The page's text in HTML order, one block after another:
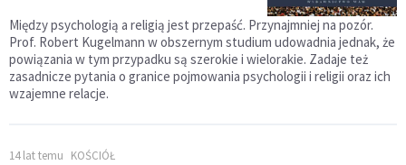
Między psychologią a religią jest przepaść. Przynajmniej na pozór.
Prof. Robert Kugelmann w obszernym studium udowadnia jednak, że
powiązania w tym przypadku są szerokie i wielorakie. Zadaje też
zasadnicze pytania o granice pojmowania psychologii i religii oraz ich
wzajemne relacje.
14 lat temu KOŚCIÓŁ